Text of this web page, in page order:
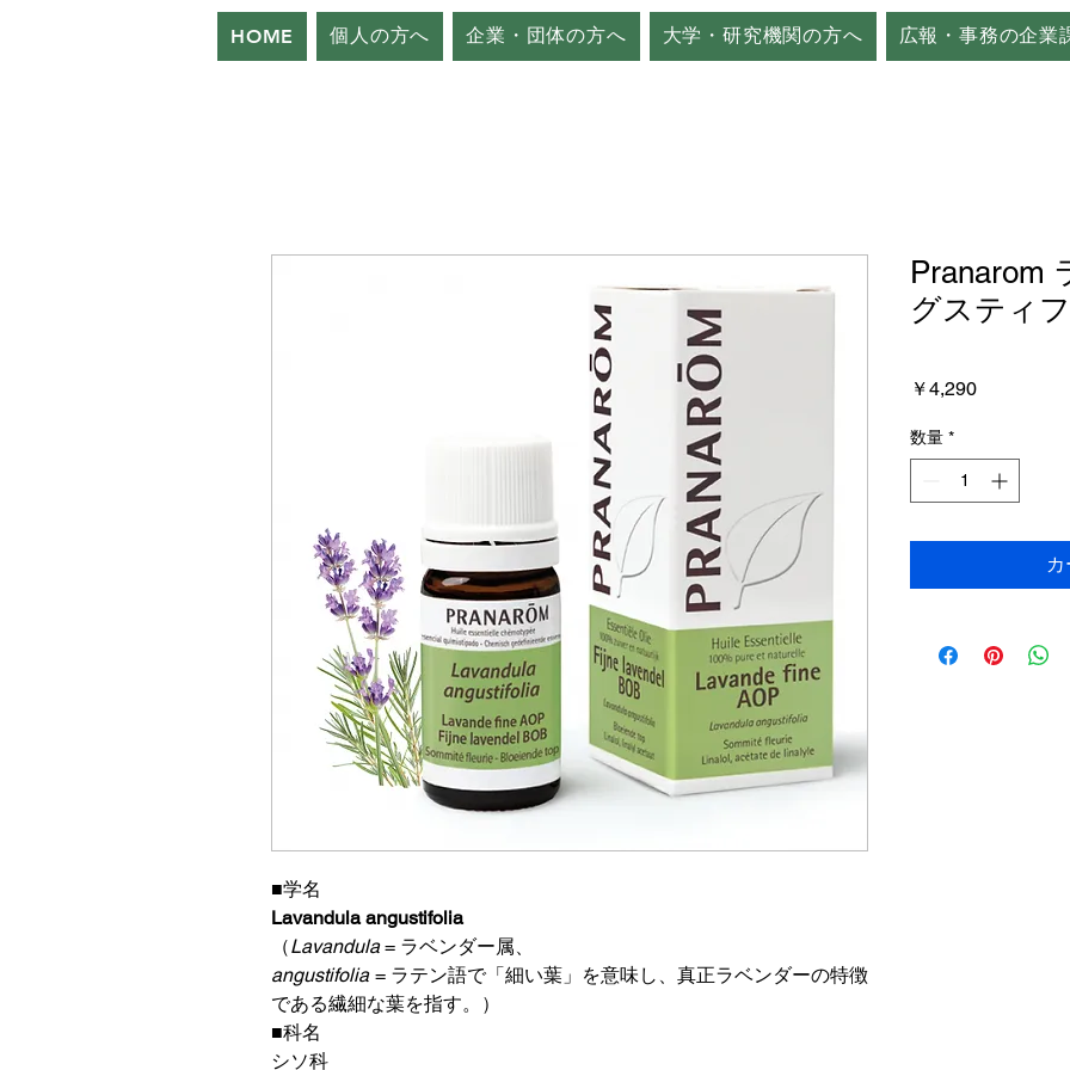
HOME 個人の方へ 企業・団体の方へ 大学・研究機関の方へ 広報・事務の企業
■学名
Lavandula angustifolia
（Lavandula= ラベンダー属、
angustifolia = ラテン語で「細い葉」を意味し、真正ラベンダーの特徴
である繊細な葉を指す。）
■科名
シソ科
Pranarom
グスティ
￥4,290価
数量 *